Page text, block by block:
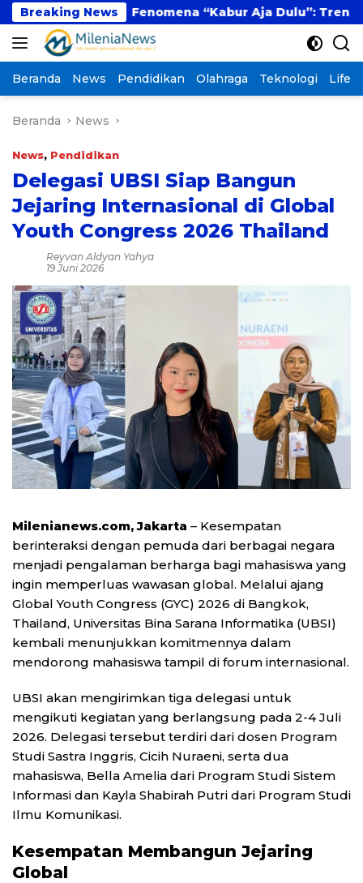
Langsung
ke
konten
Breaking News
Fenomena “Kabur Aja Dulu”: Tren Sesaat
Beranda News Pendidikan Olahraga Teknologi
Beranda News
News, Pendidikan
Delegasi UBSI Siap Bangun
Jejaring Internasional di Global
Youth Congress 2026 Thailand
Reyvan Aldyan Yahya
19 Juni 2026
Milenianews.com, Jakarta – Kesempatan
berinteraksi dengan pemuda dari berbagai negara
menjadi pengalaman berharga bagi mahasiswa yang
ingin memperluas wawasan global. Melalui ajang
Global Youth Congress (GYC) 2026 di Bangkok,
Thailand, Universitas Bina Sarana Informatika (UBSI)
kembali menunjukkan komitmennya dalam
mendorong mahasiswa tampil di forum internasional.
UBSI akan mengirimkan tiga delegasi untuk
mengikuti kegiatan yang berlangsung pada 2-4 Juli
2026. Delegasi tersebut terdiri dari dosen Program
Studi Sastra Inggris, Cicih Nuraeni, serta dua
mahasiswa, Bella Amelia dari Program Studi Sistem
Informasi dan Kayla Shabirah Putri dari Program Studi
Ilmu Komunikasi.
Kesempatan Membangun Jejaring
Global